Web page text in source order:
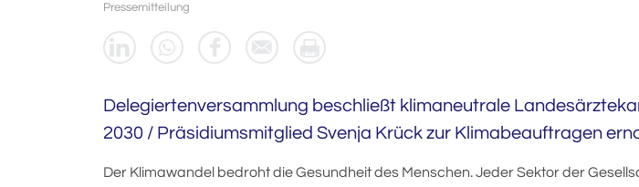
Pressemitteilung
Delegiertenversammlung beschließt klimaneutrale
2030 / Präsidiumsmitglied Svenja Krück zur Klimabeauftragen
Der Klimawandel bedroht die Gesundheit des Menschen. Jeder Sektor der